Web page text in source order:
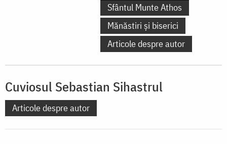
Sfântul Munte Athos
Mănăstiri și biserici
Articole despre autor
Cuviosul Sebastian Sihastrul
Articole despre autor